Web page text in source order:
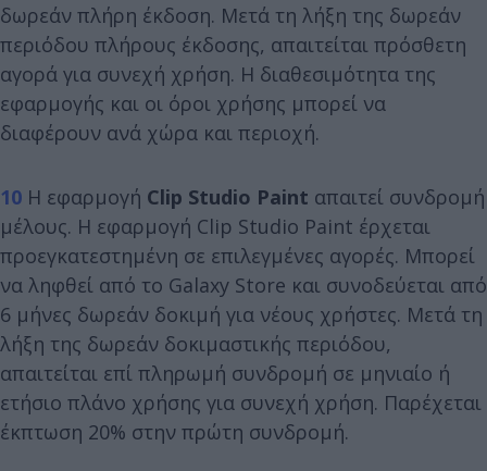
δωρεάν πλήρη έκδοση. Μετά τη λήξη της δωρεάν
περιόδου πλήρους έκδοσης, απαιτείται πρόσθετη
αγορά για συνεχή χρήση. Η διαθεσιμότητα της
εφαρμογής και οι όροι χρήσης μπορεί να
διαφέρουν ανά χώρα και περιοχή.
10 Η εφαρμογή Clip Studio Paint απαιτεί συνδρομή
μέλους. Η εφαρμογή Clip Studio Paint έρχεται
προεγκατεστημένη σε επιλεγμένες αγορές. Μπορεί
να ληφθεί από το Galaxy Store και συνοδεύεται από
6 μήνες δωρεάν δοκιμή για νέους χρήστες. Μετά τη
λήξη της δωρεάν δοκιμαστικής περιόδου,
απαιτείται επί πληρωμή συνδρομή σε μηνιαίο ή
ετήσιο πλάνο χρήσης για συνεχή χρήση. Παρέχεται
έκπτωση 20% στην πρώτη συνδρομή.